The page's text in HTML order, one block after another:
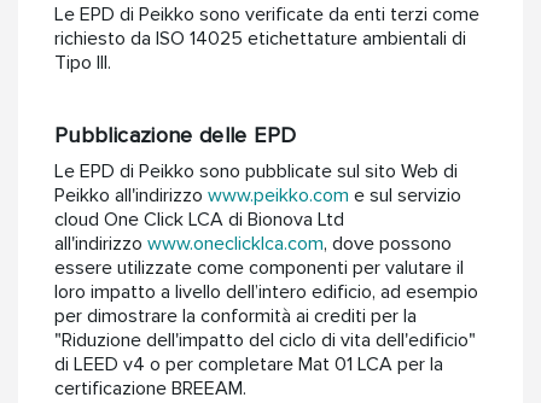
Le EPD di Peikko sono verificate da enti terzi come
richiesto da ISO 14025 etichettature ambientali di
Tipo III.
Pubblicazione delle EPD
Le EPD di Peikko sono pubblicate sul sito Web di
Peikko all'indirizzo www.peikko.com e sul servizio
cloud One Click LCA di Bionova Ltd
all'indirizzo www.oneclicklca.com, dove possono
essere utilizzate come componenti per valutare il
loro impatto a livello dell’intero edificio, ad esempio
per dimostrare la conformità ai crediti per la
"Riduzione dell'impatto del ciclo di vita dell'edificio"
di LEED v4 o per completare Mat 01 LCA per la
certificazione BREEAM.